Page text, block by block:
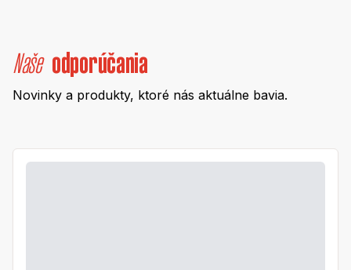
Naše odporúčania
Novinky a produkty, ktoré nás aktuálne bavia.